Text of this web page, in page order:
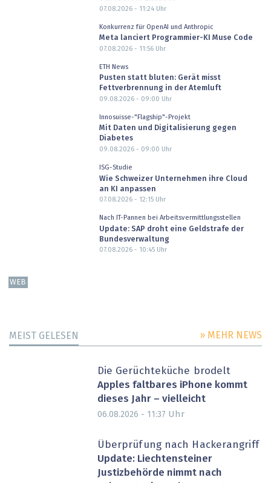
07.08.2026 - 11:24Uhr
Konkurrenz für OpenAI und Anthropic
Meta lanciert Programmier-KI Muse Code
07.08.2026 - 11:56Uhr
ETH News
Pusten statt bluten: Gerät misst
Fettverbrennung in der Atemluft
09.08.2026 - 09:00 Uhr
Innosuisse-"Flagship"-Projekt
Mit Daten und Digitalisierung gegen
Diabetes
09.08.2026 - 09:00 Uhr
ISG-Studie
Wie Schweizer Unternehmen ihre Cloud
an KI anpassen
07.08.2026 - 12:15Uhr
Nach IT-Pannen bei Arbeitsvermittlungsstellen
Update: SAP droht eine Geldstrafe der
Bundesverwaltung
07.08.2026 - 10:45Uhr
WEB
MEIST GELESEN » MEHR NEWS
Die Gerüchteküche brodelt
Apples faltbares iPhone kommt
dieses Jahr – vielleicht
06.08.2026 - 11:37 Uhr
Überprüfung nach Hackerangriff
Update: Liechtensteiner
Justizbehörde nimmt nach